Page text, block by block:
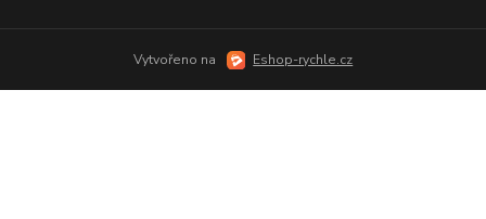
Vytvořeno na Eshop-rychle.cz